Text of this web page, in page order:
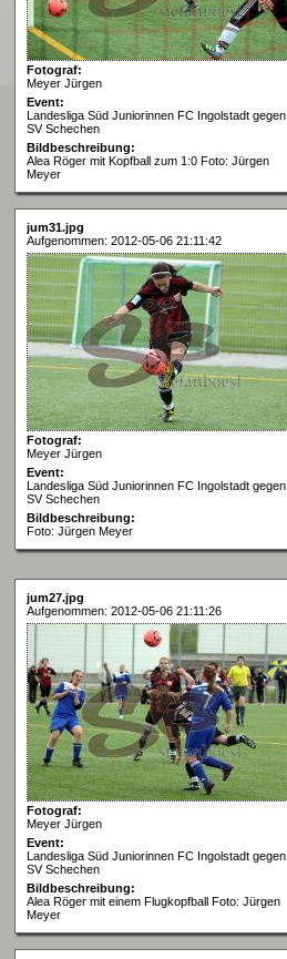
Fotograf:
Meyer Jürgen
Event:
Landesliga Süd Juniorinnen FC Ingolstadt gegen
SV Schechen
Bildbeschreibung:
Alea Röger mit Kopfball zum 1:0 Foto: Jürgen
Meyer
jum31.jpg
Aufgenommen: 2012-05-06 21:11:42
Fotograf:
Meyer Jürgen
Event:
Landesliga Süd Juniorinnen FC Ingolstadt gegen
SV Schechen
Bildbeschreibung:
Foto: Jürgen Meyer
jum27.jpg
Aufgenommen: 2012-05-06 21:11:26
Fotograf:
Meyer Jürgen
Event:
Landesliga Süd Juniorinnen FC Ingolstadt gegen
SV Schechen
Bildbeschreibung:
Alea Röger mit einem Flugkopfball Foto: Jürgen
Meyer